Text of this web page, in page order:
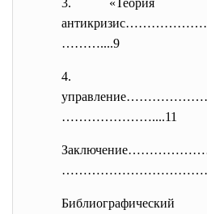
3. «Теория
………....9
4.
…………………....11
……………
Библиографический